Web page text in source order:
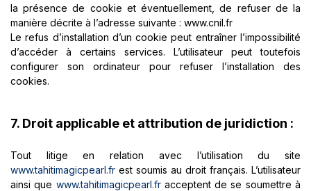
la présence de cookie et éventuellement, de refuser de la
manière décrite à l’adresse suivante : www.cnil.fr
Le refus d’installation d’un cookie peut entraîner l’impossibilité
d’accéder à certains services. L’utilisateur peut toutefois
configurer son ordinateur pour refuser l’installation des
cookies.
7. Droit applicable et attribution de juridiction :
Tout litige en relation avec l’utilisation du site
www.tahitimagicpearl.fr est soumis au droit français. L’utilisateur
ainsi que www.tahitimagicpearl.fracceptent de se soumettre à